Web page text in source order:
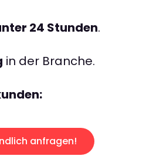
24 Stunden.
in der Branche.
anfragen!